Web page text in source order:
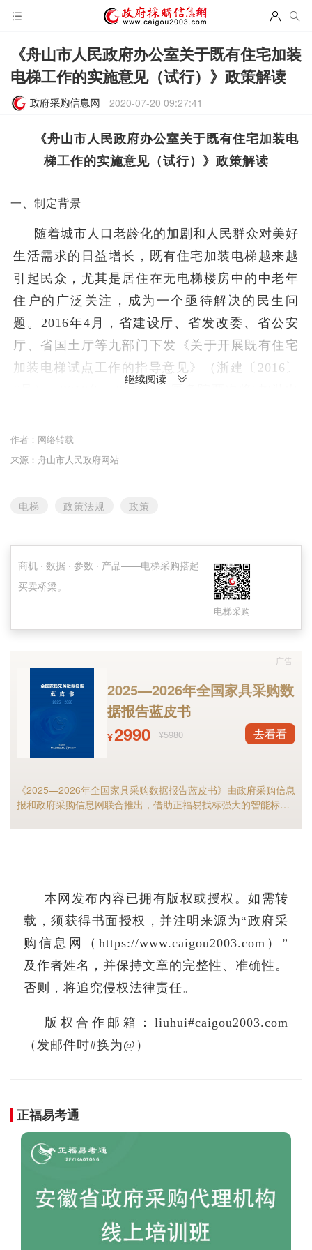
《舟山市人民政府办公室关于既有住宅加装
电梯工作的实施意见（试行）》政策解读
2020-07-20 09:27:41
《舟山市人民政府办公室关于既有住宅加装电
梯工作的实施意见（试行）》政策解读
一、制定背景
随着城市人口老龄化的加剧和人民群众对美好
生活需求的日益增长，既有住宅加装电梯越来越
引起民众，尤其是居住在无电梯楼房中的中老年
住户的广泛关注，成为一个亟待解决的民生问
题。2016年4月，省建设厅、省发改委、省公安
厅、省国土厅等九部门下发《关于开展既有住宅
加装电梯试点工作的指导意见》（浙建〔2016〕
梯。我市市委、市政府对此高度重视，2019年市
政府工作报告明确要求“在有条件的老旧小区探索
度关注加装电梯工作，为此，我市制定出台了
工作的实施意见（试行）》（以下简称《实施意
见》）。
（三）《浙江省社会养老服务促进条例》
（四）《舟山市物业管理条例》
务业的实施意见》（浙政发〔2014〕13号）
三、主要内容
《实施意见》包括基本原则、适用条件、实施
主体、资金筹集、组织实施、电梯使用管理、职
责分工、相关规定等八部分。
主主体、社区主导，政府引导、各方支持”的原
则。经本单元、本幢或本小区房屋专有部分占建
（二）适用条件。市区国有土地范围具有合法
的房屋权属证明，未列入《舟山市既有住宅加装
权）以上无电梯住宅。
（三）实施主体。本单元、本幢或本小区相关
继续阅读
作者： 网络转载
来源：舟山市人民政府网站
电梯 政策法规 政策
商机 · 数据 · 参数 · 产品——电梯采购搭起
买卖桥梁。
电梯采购
2025—2026年全国家具采购数
据报告蓝皮书
¥2990 ¥5980 去看看
《2025—2026年全国家具采购数据报告蓝皮书》由政府采购信息
报和政府采购信息网联合推出，借助正福易找标强大的智能标讯
广告
本网发布内容已拥有版权或授权。如需转
载，须获得书面授权，并注明来源为“政府采
购信息网（https://www.caigou2003.com）”
及作者姓名，并保持文章的完整性、准确性。
否则，将追究侵权法律责任。
版权合作邮箱：liuhui#caigou2003.com
（发邮件时#换为@）
正福易考通